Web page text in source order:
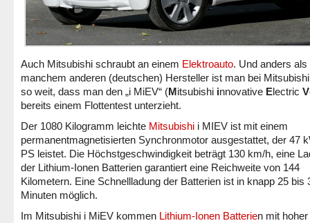
Auch Mitsubishi schraubt an einem Elektroauto. Und anders als
manchem anderen (deutschen) Hersteller ist man bei
so weit, dass man den „i MiEV“ (Mitsubishi innovative Electric V
bereits einem Flottentest unterzieht.
Der 1080 Kilogramm leichte Mitsubishi i MIEV ist mit einem
permanentmagnetisierten Synchronmotor ausgestattet, der 47
PS leistet. Die Höchstgeschwindigkeit beträgt 130 km/h, eine
der Lithium-Ionen Batterien garantiert eine Reichweite von 144
Kilometern. Eine Schnellladung der Batterien ist in knapp 25 bis
Minuten möglich.
Im Mitsubishi i MiEV kommen Lithium-Ionen Batterien mit hoher